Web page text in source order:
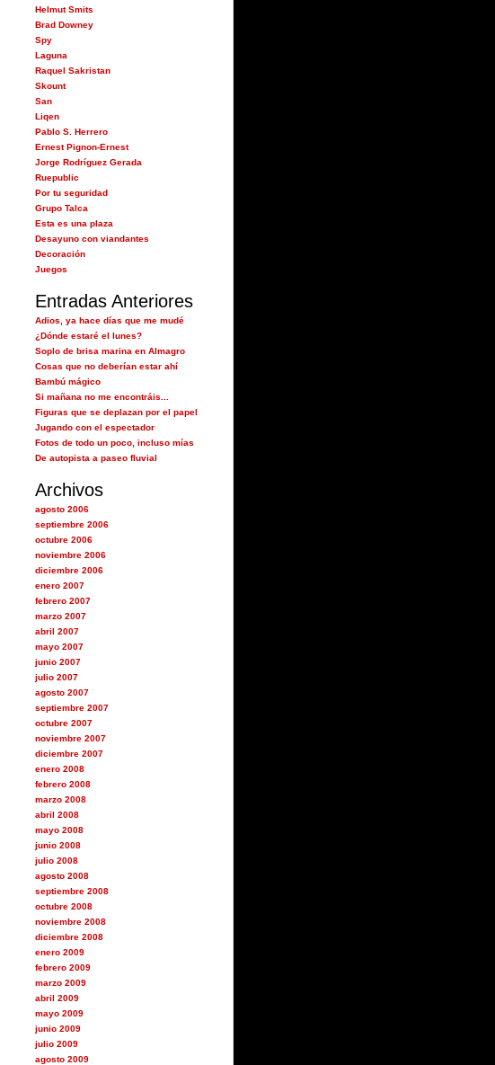
Helmut Smits
Brad Downey
Spy
Laguna
Raquel Sakristan
Skount
San
Liqen
Pablo S. Herrero
Ernest Pignon-Ernest
Jorge Rodríguez Gerada
Ruepublic
Por tu seguridad
Grupo Talca
Esta es una plaza
Desayuno con viandantes
Decoración
Juegos
Entradas Anteriores
Adios, ya hace días que me mudé
¿Dónde estaré el lunes?
Soplo de brisa marina en Almagro
Cosas que no deberían estar ahí
Bambú mágico
Si mañana no me encontráis...
Figuras que se deplazan por el papel
Jugando con el espectador
Fotos de todo un poco, incluso mías
De autopista a paseo fluvial
Archivos
agosto 2006
septiembre 2006
octubre 2006
noviembre 2006
diciembre 2006
enero 2007
febrero 2007
marzo 2007
abril 2007
mayo 2007
junio 2007
julio 2007
agosto 2007
septiembre 2007
octubre 2007
noviembre 2007
diciembre 2007
enero 2008
febrero 2008
marzo 2008
abril 2008
mayo 2008
junio 2008
julio 2008
agosto 2008
septiembre 2008
octubre 2008
noviembre 2008
diciembre 2008
enero 2009
febrero 2009
marzo 2009
abril 2009
mayo 2009
junio 2009
julio 2009
agosto 2009